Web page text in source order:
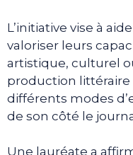
L’initiative vise à
valoriser leurs
artistique, culturel
production littéraire
différents modes
de son côté le
Une lauréate a